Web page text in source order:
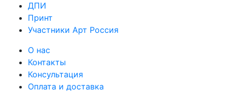
ДПИ
Принт
Участники Арт Россия
О нас
Контакты
Консультация
Оплата и доставка